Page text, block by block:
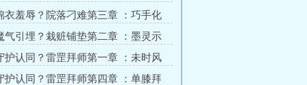
心
衣羞辱？院落刁难第三章 ：巧手化
冰
气引埋？栽赃铺垫第二章 ：墨灵示
踪
护认同？雷罡拜师第一章 ：未时风
院
护认同？雷罡拜师第四章 ：单膝拜